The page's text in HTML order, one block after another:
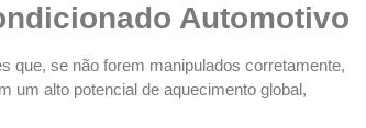
Automotivo
que, se não forem manipulados corretamente,
um alto potencial de aquecimento global,